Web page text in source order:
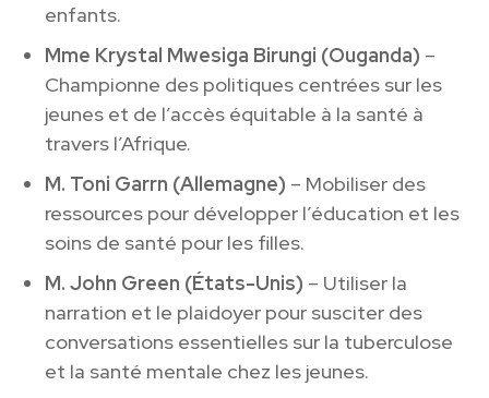
enfants.
Mme Krystal Mwesiga Birungi (Ouganda) –
Championne des politiques centrées sur les
jeunes et de l’accès équitable à la santé à
travers l’Afrique.
M. Toni Garrn (Allemagne) – Mobiliser des
ressources pour développer l’éducation et les
soins de santé pour les filles.
M. John Green (États-Unis) – Utiliser la
narration et le plaidoyer pour susciter des
conversations essentielles sur la tuberculose
et la santé mentale chez les jeunes.